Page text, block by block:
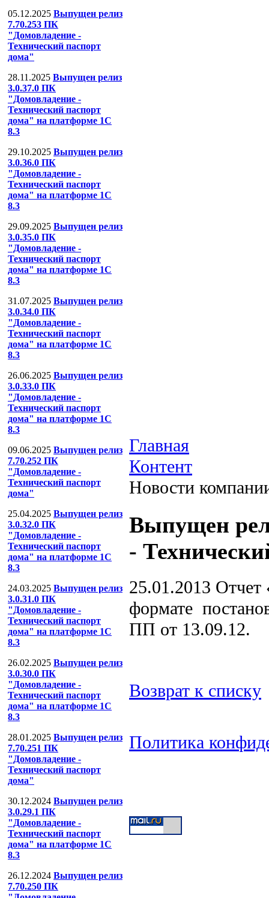
05.12.2025 Выпущен релиз
7.70.253 ПК
"Домовладение -
Технический паспорт
дома"
28.11.2025 Выпущен релиз
3.0.37.0 ПК
"Домовладение -
Технический паспорт
дома" на платформе 1С
8.3
29.10.2025 Выпущен релиз
3.0.36.0 ПК
"Домовладение -
Технический паспорт
дома" на платформе 1С
8.3
29.09.2025 Выпущен релиз
3.0.35.0 ПК
"Домовладение -
Технический паспорт
дома" на платформе 1С
8.3
31.07.2025 Выпущен релиз
3.0.34.0 ПК
"Домовладение -
Технический паспорт
дома" на платформе 1С
8.3
26.06.2025 Выпущен релиз
3.0.33.0 ПК
"Домовладение -
Технический паспорт
дома" на платформе 1С
8.3
09.06.2025 Выпущен релиз
7.70.252 ПК
"Домовладение -
Технический паспорт
дома"
25.04.2025 Выпущен релиз
3.0.32.0 ПК
"Домовладение -
Технический паспорт
дома" на платформе 1С
8.3
24.03.2025 Выпущен релиз
3.0.31.0 ПК
"Домовладение -
Технический паспорт
дома" на платформе 1С
8.3
26.02.2025 Выпущен релиз
3.0.30.0 ПК
"Домовладение -
Технический паспорт
дома" на платформе 1С
8.3
28.01.2025 Выпущен релиз
7.70.251 ПК
"Домовладение -
Технический паспорт
дома"
30.12.2024 Выпущен релиз
3.0.29.1 ПК
"Домовладение -
Технический паспорт
дома" на платформе 1С
8.3
26.12.2024 Выпущен релиз
7.70.250 ПК
Главная
Контент
Новости
Выпущен
-
25.01.2013 Отчет
формате
ПП от 13.09.12.
Возврат к списку
Политика